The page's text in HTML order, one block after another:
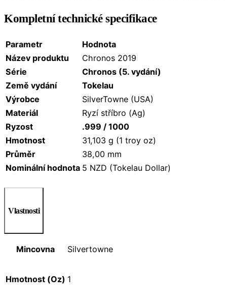
Kompletní technické specifikace
Parametr
Hodnota
Název produktu
Chronos 2019
Série
Chronos (5. vydání)
Země vydání
Tokelau
Výrobce
SilverTowne (USA)
Materiál
Ryzí stříbro (Ag)
Ryzost
.999 / 1000
Hmotnost
31,103 g (1 troy oz)
Průměr
38,00 mm
Nominální hodnota 5 NZD (Tokelau Dollar)
Vlastnosti
Mincovna Silvertowne
Hmotnost (Oz) 1